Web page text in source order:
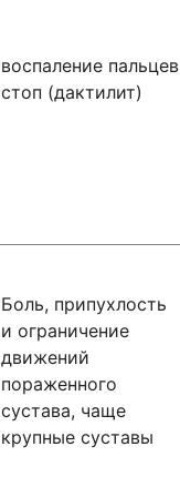
воспаление пальцев
стоп (дактилит)
Боль, припухлость
и ограничение
движений
пораженного
сустава, чаще
крупные суставы